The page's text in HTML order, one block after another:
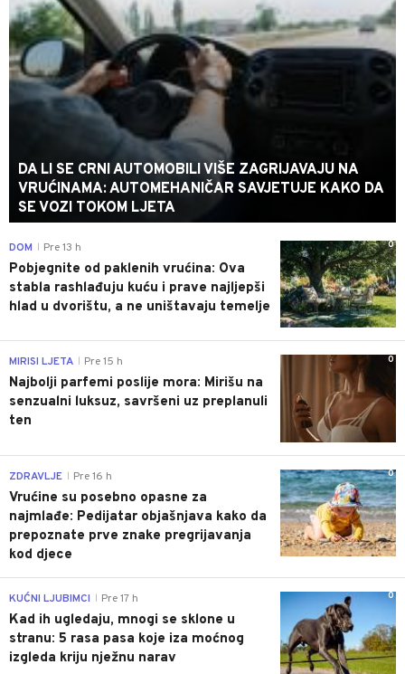
DA LI SE CRNI AUTOMOBILI VIŠE ZAGRIJAVAJU NA
VRUĆINAMA: AUTOMEHANIČAR SAVJETUJE KAKO DA
SE VOZI TOKOM LJETA
0
DOM Pre 13 h
Pobjegnite od paklenih vrućina: Ova
stabla rashlađuju kuću i prave najljepši
hlad u dvorištu, a ne uništavaju temelje
0
MIRISI LJETA Pre 15 h
Najbolji parfemi poslije mora: Mirišu na
senzualni luksuz, savršeni uz preplanuli
ten
0
ZDRAVLJE Pre 16 h
Vrućine su posebno opasne za
najmlađe: Pedijatar objašnjava kako da
prepoznate prve znake pregrijavanja
kod djece
0
KUĆNI LJUBIMCI Pre 17 h
Kad ih ugledaju, mnogi se sklone u
stranu: 5 rasa pasa koje iza moćnog
izgleda kriju nježnu narav